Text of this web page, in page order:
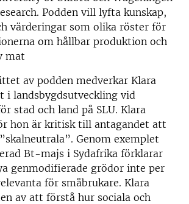
Podden vill lyfta kunskap,
värderingar som olika röster för
om hållbar produktion och
mat
av podden medverkar Klara
i landsbygdsutveckling vid
stad och land på SLU. Klara
hon är kritisk till antagandet att
Genom exemplet
Bt-majs i Sydafrika förklarar
genmodifierade grödor inte per
för småbrukare. Klara
av att förstå hur sociala och